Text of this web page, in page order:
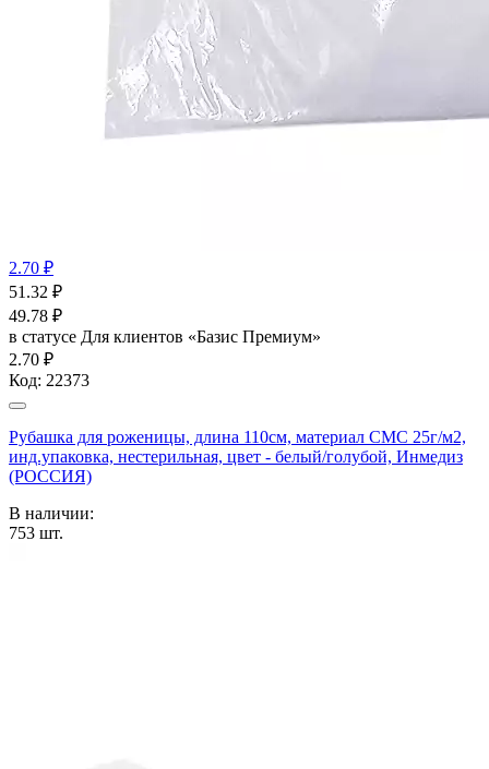
2.70 ₽
51.32 ₽
49.78 ₽
в статусе Для клиентов «Базис Премиум»
2.70 ₽
Код: 22373
Рубашка для роженицы, длина 110см, материал СМС 25г/м2,
инд.упаковка, нестерильная, цвет - белый/голубой, Инмедиз
(РОССИЯ)
В наличии:
753 шт.